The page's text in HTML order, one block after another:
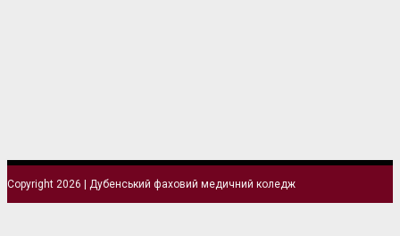
Copyright 2026 | Дубенський фаховий медичний коледж